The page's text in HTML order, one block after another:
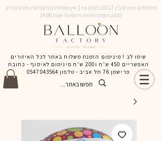
משלוחים יוצאים בין 10-17 בימים א-ו | אין משלוחים בשבתות וחגים | ניתן
לבצע הזמנה לאותו היום עד שעה 14:00
שימו לב ! מינימום הזמנת משלוח באתר לכל האיזורים
האפשריים 450 ש״ח ו200 ש״ח מינימום לאיסוף - כתובת
פרישמן 76 תל אביב - טלפון
0547043564